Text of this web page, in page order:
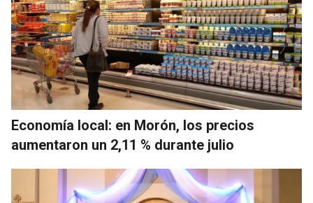
Economía local: en Morón, los precios
aumentaron un 2,11 % durante julio